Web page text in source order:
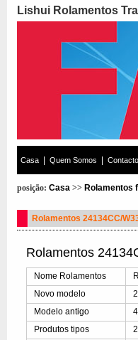
Lishui Rolamentos
Casa Quem Somos
posição: Casa >> Rolamentos
Rolamentos 24134CC/
Rolamentos
Nome Rolamentos
Novo modelo
Modelo antigo
Produtos tipos